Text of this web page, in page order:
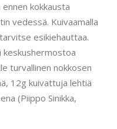
kokkausta
vedessä. Kuivaamalla
esikiehauttaa.
turvallinen nokkosen
12g kuivattuja lehtiä
(Piippo Sinikka,